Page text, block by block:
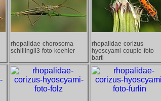
rhopalidae-chorosoma-
schillingii3-foto-koehler
rhopalidae-corizus-
hyoscyami-couple-foto-
bartl